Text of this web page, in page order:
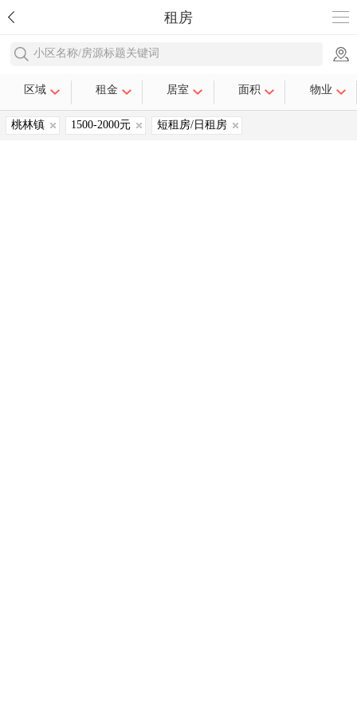
租房
小区名称/房源标题关键词
区域 租金 居室 面积 物业
桃林镇 1500-2000元 短租房/日租房